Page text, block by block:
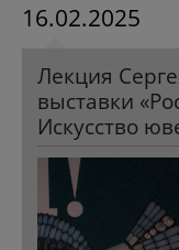
16.02.2025
Лекция
выставки
Искусство